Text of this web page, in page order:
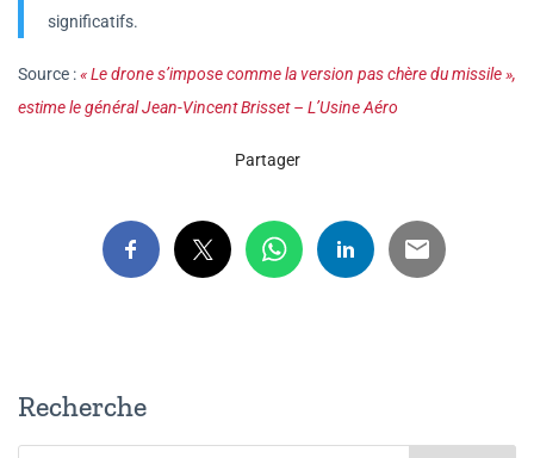
significatifs.
Source :« Le drone s’impose comme la version pas chère du missile »,
estime le général Jean-Vincent Brisset – L’Usine Aéro
Partager
Recherche